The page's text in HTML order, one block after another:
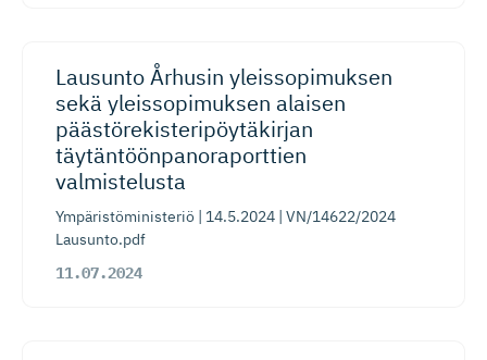
Lausunto Århusin yleissopi­muksen
sekä yleissopi­muksen alaisen
päästörekis­te­ri­pöy­tä­kirjan
täytäntöön­pa­no­ra­porttien
valmistelusta
Ympäristöministeriö | 14.5.2024 | VN/14622/2024
Lausunto.pdf
11.07.2024